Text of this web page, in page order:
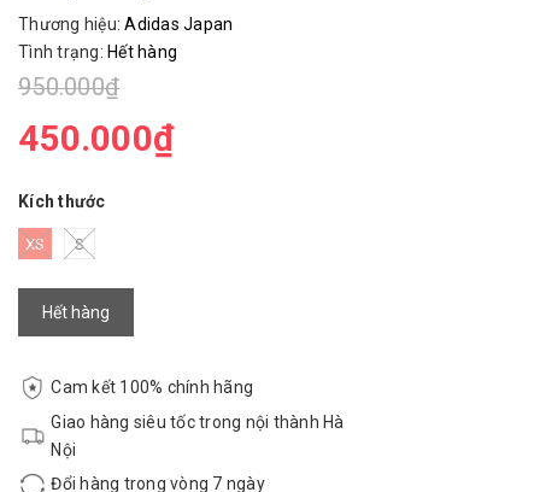
Thương hiệu: Adidas Japan
Tình trạng: Hết hàng
950.000₫
450.000₫
Kích thước
XS S
Hết hàng
Cam kết 100% chính hãng
Giao hàng siêu tốc trong nội thành Hà
Nội
Đổi hàng trong vòng 7 ngày